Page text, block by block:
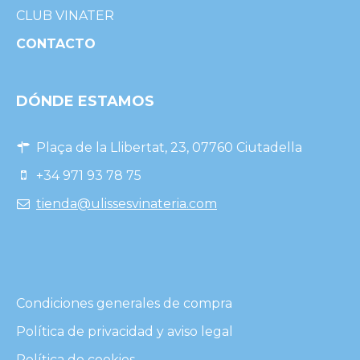
CLUB VINATER
CONTACTO
DÓNDE ESTAMOS
Plaça de la Llibertat, 23, 07760 Ciutadella
+34 971 93 78 75
tienda@ulissesvinateria.com
Condiciones generales de compra
Política de privacidad y aviso legal